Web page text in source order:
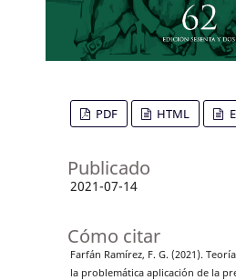
PDF HTML
Publicado
2021-07-14
Cómo citar
Farfán Ramírez, F. G. (2021).
la problemática aplicación de la